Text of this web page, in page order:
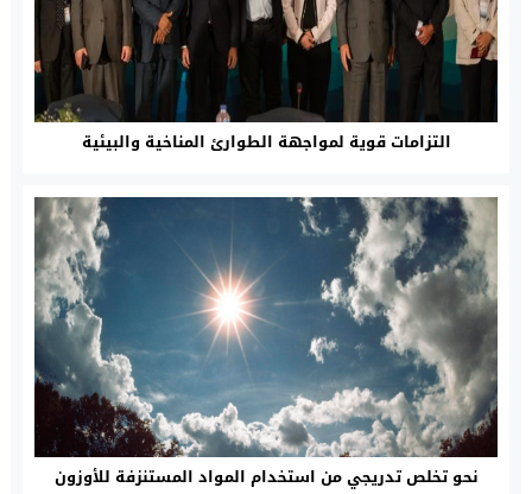
التزامات قوية لمواجهة الطوارئ المناخية والبيئية
نحو تخلص تدريجي من استخدام المواد المستنزفة للأوزون